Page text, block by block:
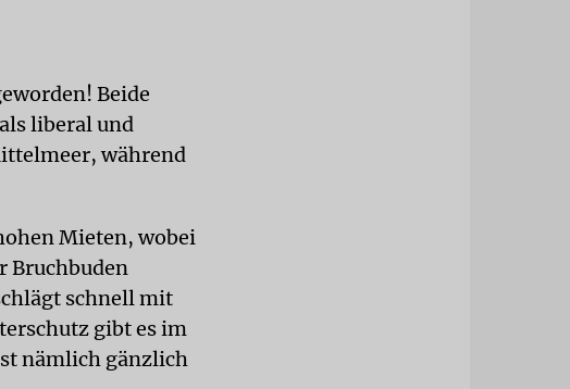
Beide
liberal und
während
Mieten, wobei
Bruchbuden
schnell mit
gibt es im
nämlich gänzlich